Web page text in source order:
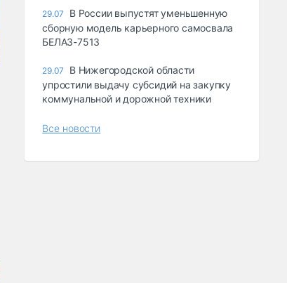
29.07
В России выпустят уменьшенную
сборную модель карьерного самосвала
БЕЛАЗ-7513
29.07
В Нижегородской области
упростили выдачу субсидий на закупку
коммунальной и дорожной техники
Все новости